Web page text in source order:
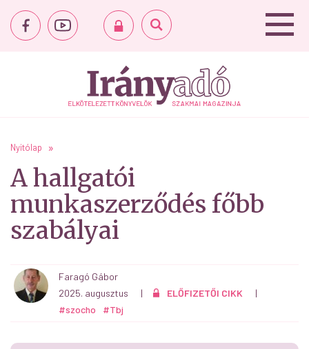
Nyitólap
A hallgatói
munkaszerződés főbb
szabályai
Faragó Gábor
2025. augusztus
| ELŐFIZETŐI CIKK
|
#szocho
#Tbj